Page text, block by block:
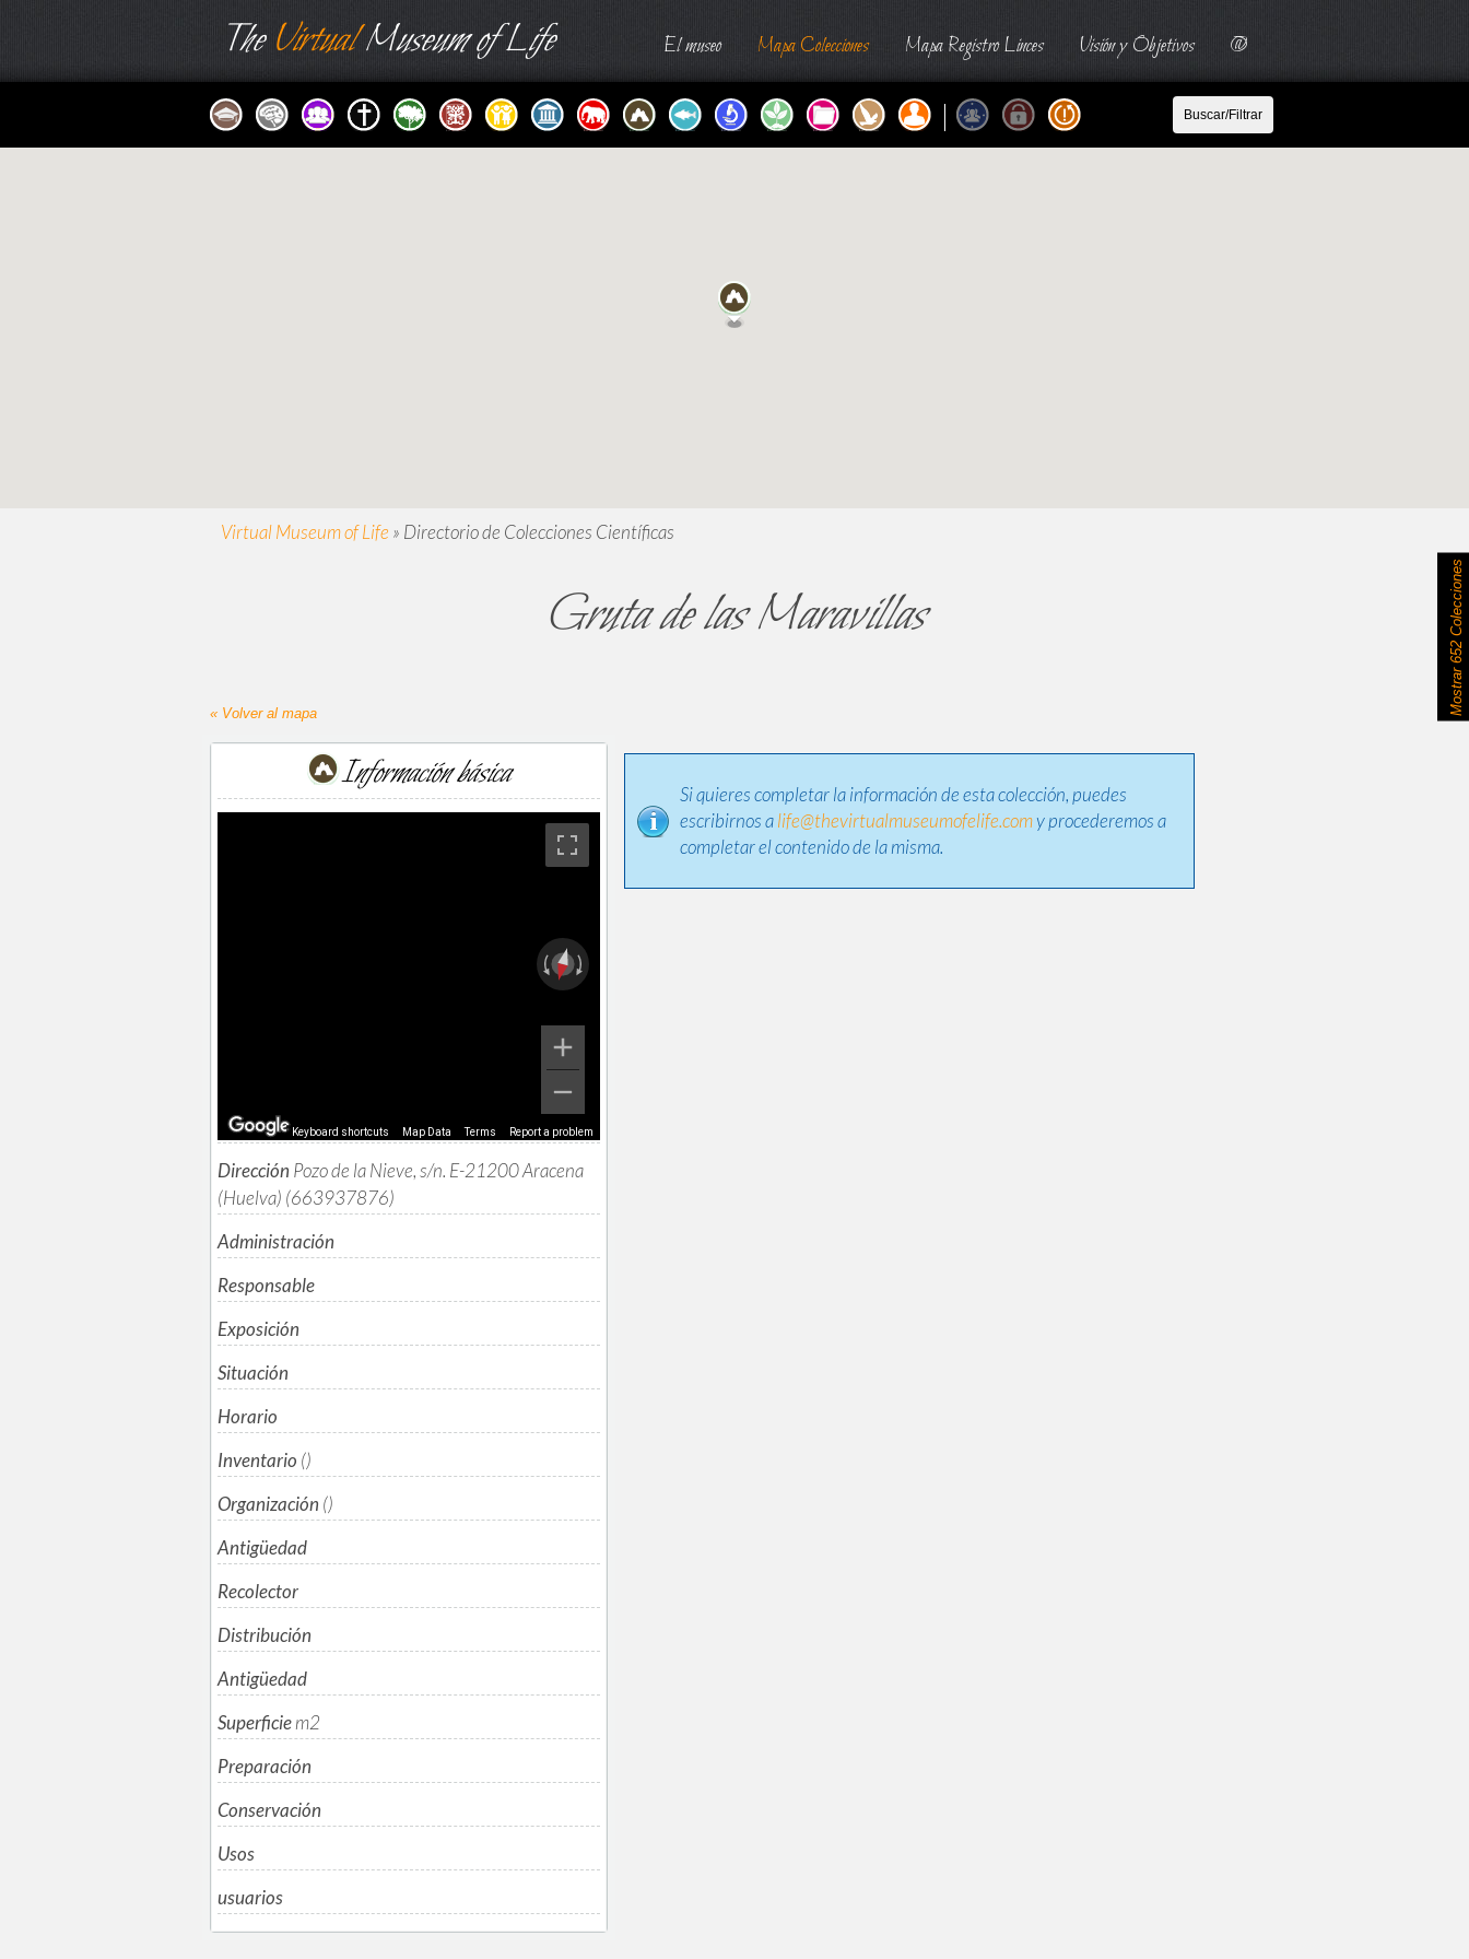
TheVirtualMuseum of Life El museo Mapa Colecciones Mapa Registro Linces Visión y Objetivos @
Mostrar
652 Colecciones
Virtual Museum of Life » Directorio de Colecciones Científicas
Gruta de las Maravillas
« Volver al mapa
Información básica
Keyboard shortcuts Map Data Terms Report a problem
Dirección Pozo de la Nieve, s/n. E-21200 Aracena
(Huelva) (663937876)
Administración
Responsable
Exposición
Situación
Horario
Inventario ()
Organización ()
Antigüedad
Recolector
Distribución
Antigüedad
Superficiem2
Preparación
Conservación
Usos
usuarios
Si quieres completar la información de esta colección, puedes
escribirnos alife@thevirtualmuseumofelife.comy procederemos a
completar el contenido de la misma.